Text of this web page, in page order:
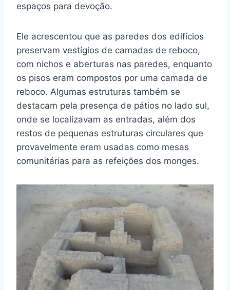
espaços para devoção.
Ele acrescentou que as paredes dos edifícios
preservam vestígios de camadas de reboco,
com nichos e aberturas nas paredes, enquanto
os pisos eram compostos por uma camada de
reboco. Algumas estruturas também se
destacam pela presença de pátios no lado sul,
onde se localizavam as entradas, além dos
restos de pequenas estruturas circulares que
provavelmente eram usadas como mesas
comunitárias para as refeições dos monges.